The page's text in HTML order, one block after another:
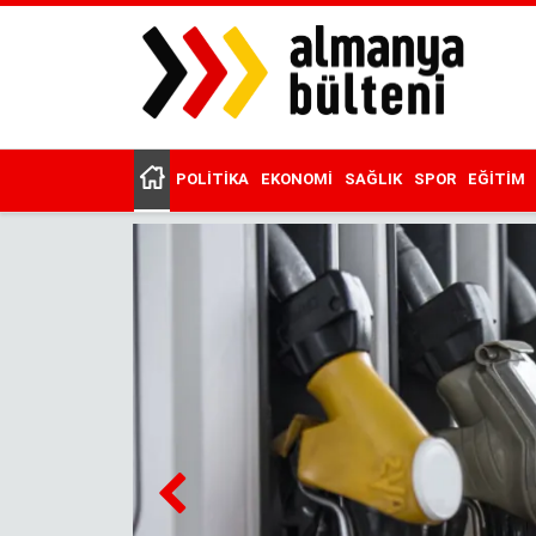
Main
menu
POLITIKA EKONOMI SAĞLIK SPOR EĞITIM